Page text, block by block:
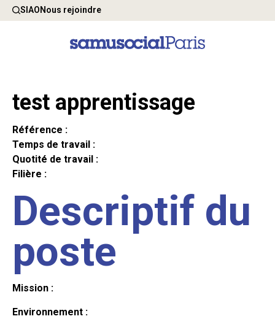
SIAONous rejoindre
test apprentissage
Référence :
Temps de travail :
Quotité de travail :
Filière :
Descriptif du
poste
Mission :
Environnement :